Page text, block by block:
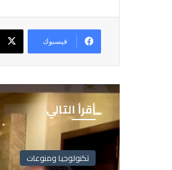
فيسبوك
أقرأ التالي
تكنولوجيا ومنوعات